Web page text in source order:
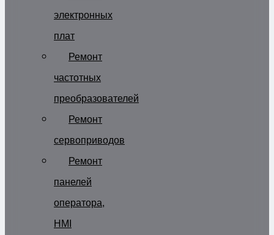
электронных
плат
Ремонт
частотных
преобразователей
Ремонт
сервоприводов
Ремонт
панелей
оператора,
HMI